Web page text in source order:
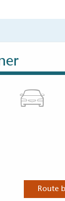
Route